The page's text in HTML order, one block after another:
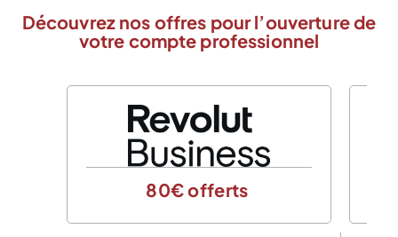
Découvrez nos offres pour l’ouverture de
votre compte professionnel
80€ offerts